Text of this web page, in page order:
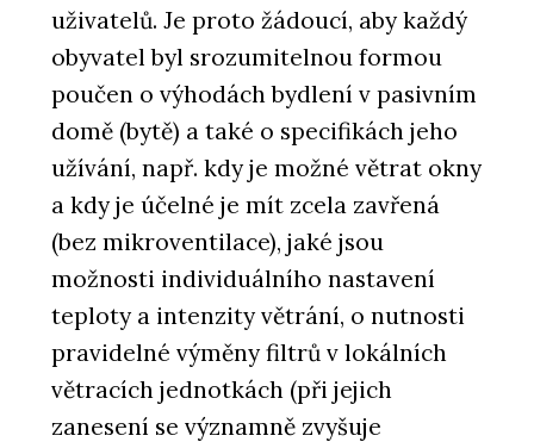
uživatelů. Je proto žádoucí, aby každý
obyvatel byl srozumitelnou formou
poučen o výhodách bydlení v pasivním
domě (bytě) a také o specifikách jeho
užívání, např. kdy je možné větrat okny
a kdy je účelné je mít zcela zavřená
(bez mikroventilace), jaké jsou
možnosti individuálního nastavení
teploty a intenzity větrání, o nutnosti
pravidelné výměny filtrů v lokálních
větracích jednotkách (při jejich
zanesení se významně zvyšuje